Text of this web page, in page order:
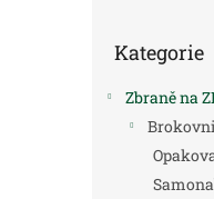
kategorie
Kategorie
Zbraně na